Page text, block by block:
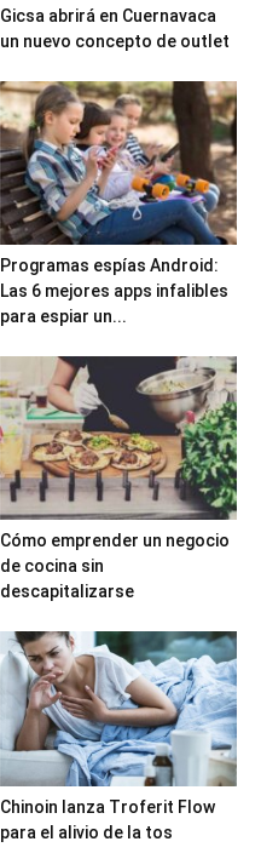
Gicsa abrirá en Cuernavaca
un nuevo concepto de outlet
Programas espías Android:
Las 6 mejores apps infalibles
para espiar un...
Cómo emprender un negocio
de cocina sin
descapitalizarse
Chinoin lanza Troferit Flow
para el alivio de la tos